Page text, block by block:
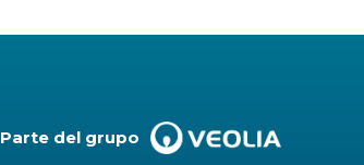
Parte del grupo